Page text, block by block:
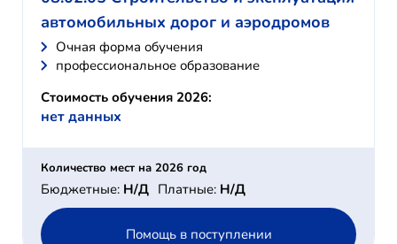
автомобильных дорог и аэродромов
Очная форма обучения
профессиональное образование
Стоимость обучения 2026:
нет данных
Количество мест на 2026 год
Бюджетные: Н/Д Платные: Н/Д
Помощь в поступлении